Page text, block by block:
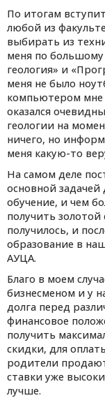
По итогам
любой из
выбирать из
меня по большому
геология» и
меня не было
компьютером мне
оказался
геологии на
ничего, но
меня какую-то
На самом деле
основной
обучение, и чем
получить
получилось, и
образование в
АУЦА.
Благо в моем
бизнесменом и у
долга перед
финансовое
получить
скидки, для
родители
ставки уже
лучше.